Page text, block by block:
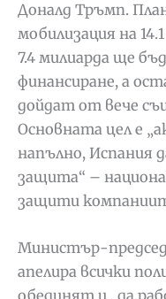
Доналд Тръмп.
мобилизация на
7.4 милиарда ще
финансиране, а
дойдат от вече
Основната цел е
напълно, Испания
защита“ –
защити
Министър-
апелира всички